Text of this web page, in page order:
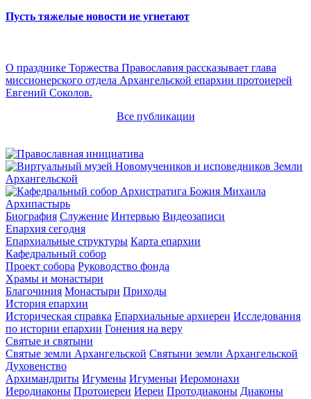
Пусть тяжелые новости не угнетают
О празднике Торжества Православия рассказывает глава
миссионерского отдела Архангельской епархии протоиерей
Евгений Соколов.
Все публикации
Архипастырь
Биография Служение Интервью Видеозаписи
Епархия сегодня
Епархиальные структуры Карта епархии
Кафедральный собор
Проект собора Руководство фонда
Храмы и монастыри
Благочиния Монастыри Приходы
История епархии
Историческая справка Епархиальные архиереи Исследования
по истории епархии Гонения на веру
Святые и святыни
Святые земли Архангельской Святыни земли Архангельской
Духовенство
Архимандриты Игумены Игуменьи Иеромонахи
Иеродиаконы Протоиереи Иереи Протодиаконы Диаконы